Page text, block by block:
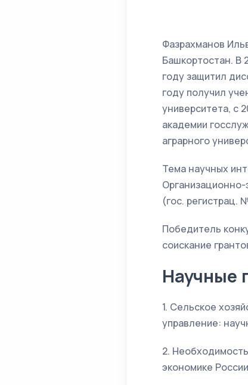
Фазрахманов
Башкортостан. В
году защитил
году получил
университета, с
академии
аграрного
Тема научных
(гос. регистрац.
Победитель
соискание
Научные
1. Сельское
управление:
2.
экономике